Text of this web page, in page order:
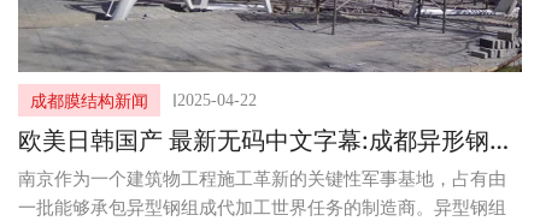
成都膜结构新闻 I2025-04-22
欧美日韩国产 最新无码中文字幕:成都异形钢结
构加工厂家及异形钢结构优势与类型
南京作为一个建筑物工程施工革新的关键性军事基地，占有由
一批能够承包异型钢组成代加工世界任务的制造商。异型钢组